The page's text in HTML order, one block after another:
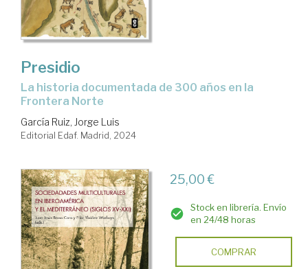
Presidio
la historia documentada de 300 años en la
Frontera Norte
García Ruiz, Jorge Luis
Editorial Edaf. Madrid, 2024
25,00 €
Stock en librería. Envío
en 24/48 horas
COMPRAR